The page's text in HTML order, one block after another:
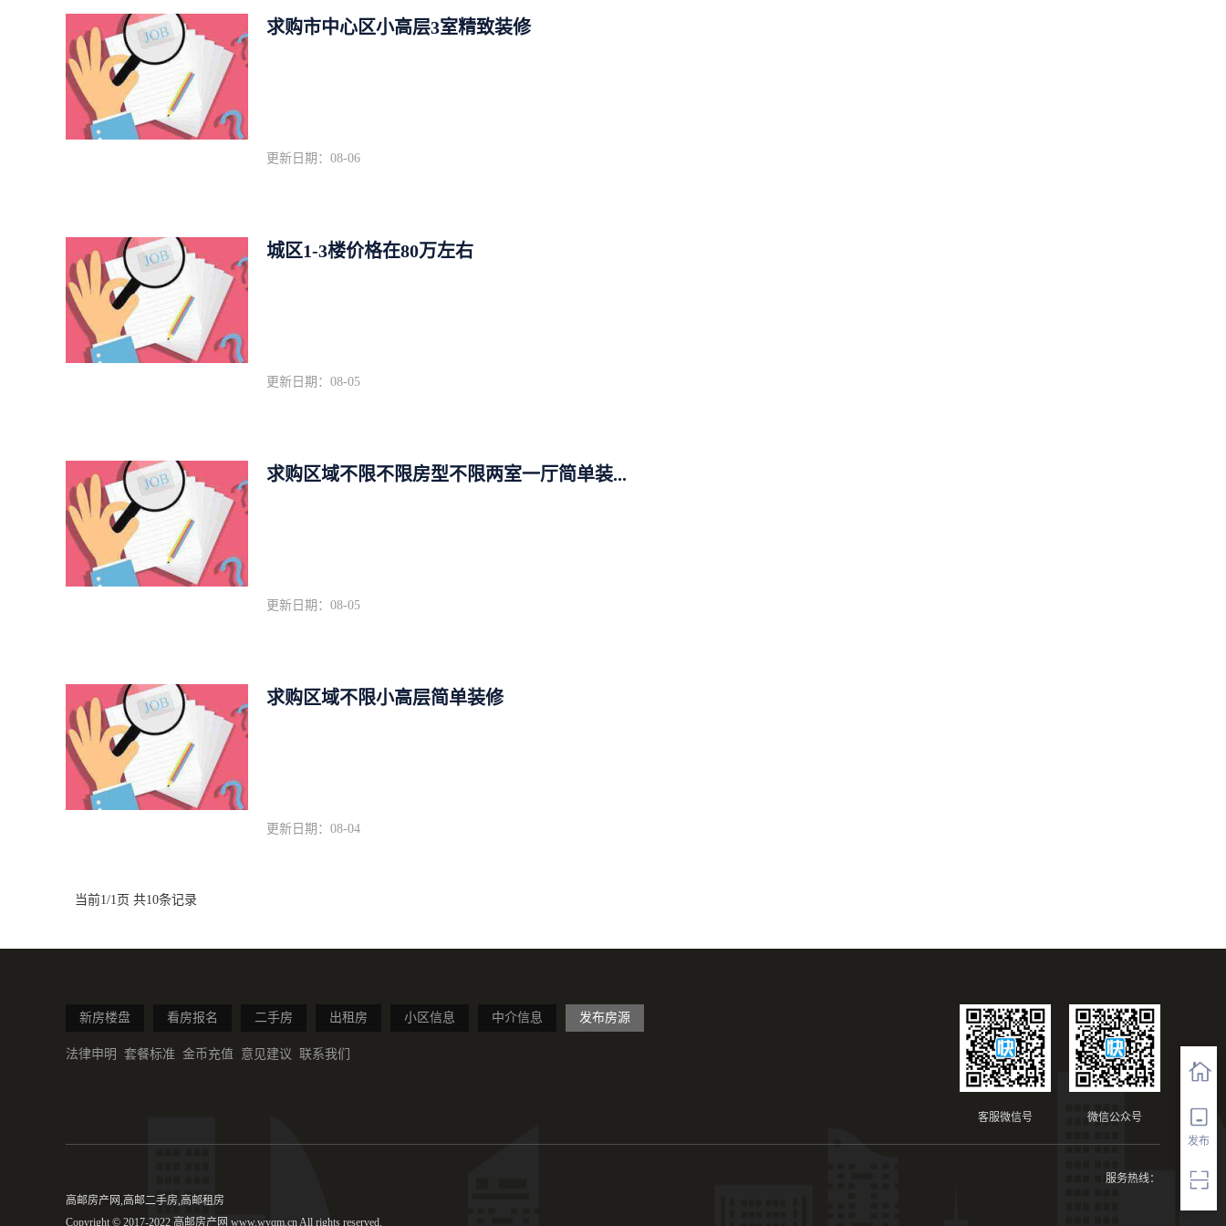
发布
求购市中心区小高层3室精致装修
更新日期：08-06
城区1-3楼价格在80万左右
更新日期：08-05
求购区域不限不限房型不限两室一厅简单装...
更新日期：08-05
求购区域不限小高层简单装修
更新日期：08-04
当前1/1页 共10条记录
新房楼盘 看房报名 二手房 出租房 小区信息 中介信息 发布房源
法律申明 套餐标准 金币充值 意见建议 联系我们
微信公众号
客服微信号
服务热线：
高邮房产网,高邮二手房,高邮租房
Copyright © 2017-2022 高邮房产网 www.wyqm.cn All rights reserved.